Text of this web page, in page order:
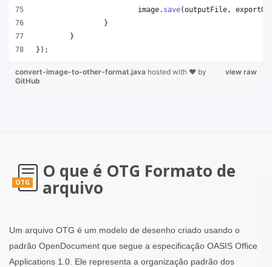
image. save(outputFile ,
		}
	}
});
view raw
convert-image-to-other-format.java hosted with ❤ by
GitHub
OTG
O que é OTG Formato de
arquivo
Um arquivo OTG é um modelo de desenho criado usando o
padrão OpenDocument que segue a especificação OASIS Office
Applications 1.0. Ele representa a organização padrão dos